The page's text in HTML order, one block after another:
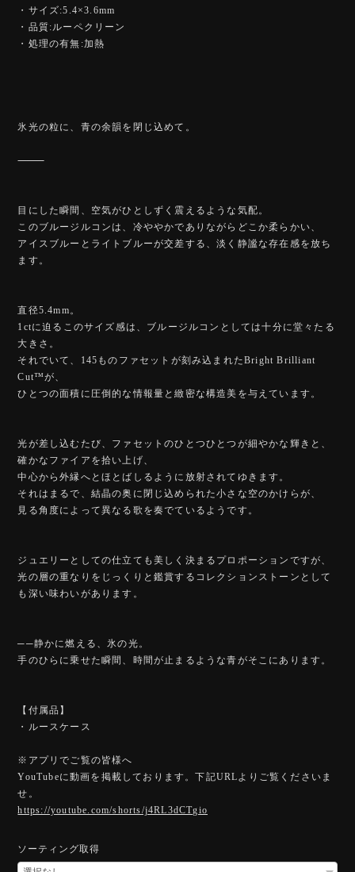
・サイズ:5.4×3.6mm
・品質:ルーペクリーン
・処理の有無:加熱
氷光の粒に、青の余韻を閉じ込めて。
⸻
目にした瞬間、空気がひとしずく震えるような気配。
このブルージルコンは、冷ややかでありながらどこか柔らかい、
アイスブルーとライトブルーが交差する、淡く静謐な存在感を放ち
ます。
直径5.4mm。
1ctに迫るこのサイズ感は、ブルージルコンとしては十分に堂々たる
大きさ。
それでいて、145ものファセットが刻み込まれたBright Brilliant
Cut™️が、
ひとつの面積に圧倒的な情報量と緻密な構造美を与えています。
光が差し込むたび、ファセットのひとつひとつが細やかな輝きと、
確かなファイアを拾い上げ、
中心から外縁へとほとばしるように放射されてゆきます。
それはまるで、結晶の奥に閉じ込められた小さな空のかけらが、
見る角度によって異なる歌を奏でているようです。
ジュエリーとしての仕立ても美しく決まるプロポーションですが、
光の層の重なりをじっくりと鑑賞するコレクションストーンとして
も深い味わいがあります。
──静かに燃える、氷の光。
手のひらに乗せた瞬間、時間が止まるような青がそこにあります。
【付属品】
・ルースケース
※アプリでご覧の皆様へ
YouTubeに動画を掲載しております。下記URLよりご覧くださいま
せ。
https://youtube.com/shorts/j4RL3dCTgio
ソーティング取得